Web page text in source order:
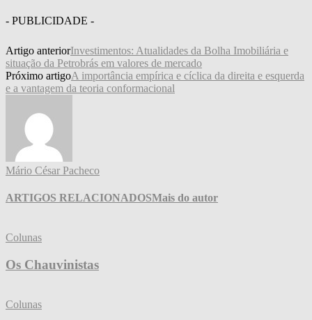
- PUBLICIDADE -
Artigo anteriorInvestimentos: Atualidades da Bolha Imobiliária e
situação da Petrobrás em valores de mercado
Próximo artigoA importância empírica e cíclica da direita e esquerda
e a vantagem da teoria conformacional
Mário César Pacheco
ARTIGOS RELACIONADOSMais do autor
Colunas
Os Chauvinistas
Colunas